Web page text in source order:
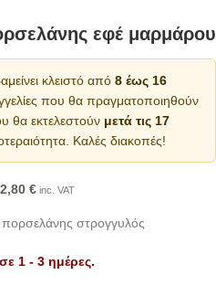
εφέ μαρμάρου
κλειστό από 8 έως 16
που θα πραγματοποιηθούν
θα εκτελεστούν μετά τις 17
Καλές διακοπές!
€inc. VAT
πορσελάνης στρογγυλός
1 - 3 ημέρες.